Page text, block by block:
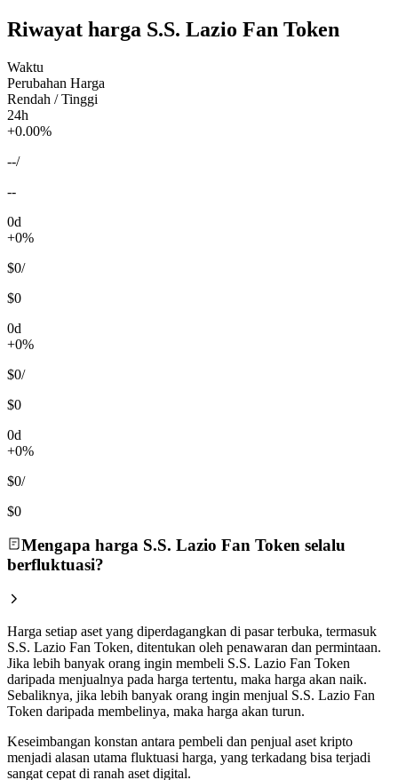
Riwayat harga S.S. Lazio Fan Token
Waktu
Perubahan Harga
Rendah / Tinggi
24h
+0.00%
--/
--
0d
+0%
$0/
$0
0d
+0%
$0/
$0
0d
+0%
$0/
$0
Mengapa harga S.S. Lazio Fan Token selalu
berfluktuasi?
Harga setiap aset yang diperdagangkan di pasar terbuka, termasuk
S.S. Lazio Fan Token, ditentukan oleh penawaran dan permintaan.
Jika lebih banyak orang ingin membeli S.S. Lazio Fan Token
daripada menjualnya pada harga tertentu, maka harga akan naik.
Sebaliknya, jika lebih banyak orang ingin menjual S.S. Lazio Fan
Token daripada membelinya, maka harga akan turun.
Keseimbangan konstan antara pembeli dan penjual aset kripto
menjadi alasan utama fluktuasi harga, yang terkadang bisa terjadi
sangat cepat di ranah aset digital.